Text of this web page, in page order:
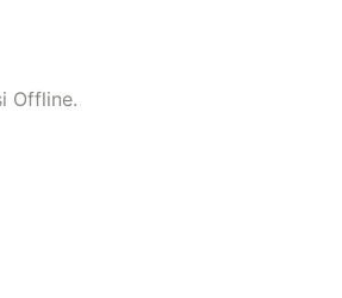
Offline.